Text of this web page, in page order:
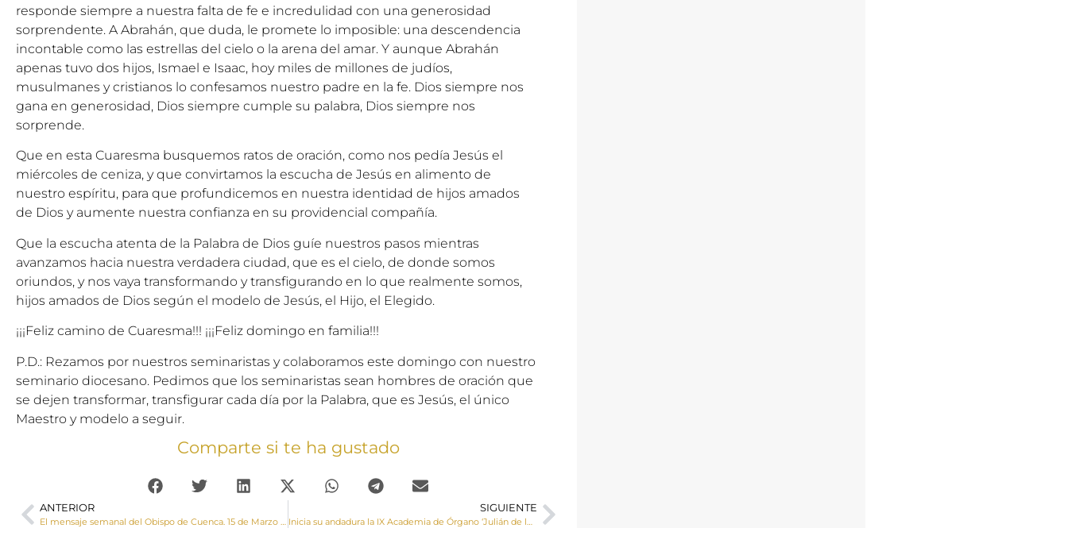
responde siempre a nuestra falta de fe e incredulidad con una generosidad
sorprendente. A Abrahán, que duda, le promete lo imposible: una descendencia
incontable como las estrellas del cielo o la arena del amar. Y aunque Abrahán
apenas tuvo dos hijos, Ismael e Isaac, hoy miles de millones de judíos,
musulmanes y cristianos lo confesamos nuestro padre en la fe. Dios siempre nos
gana en generosidad, Dios siempre cumple su palabra, Dios siempre nos
sorprende.
Que en esta Cuaresma busquemos ratos de oración, como nos pedía Jesús el
miércoles de ceniza, y que convirtamos la escucha de Jesús en alimento de
nuestro espíritu, para que profundicemos en nuestra identidad de hijos amados
de Dios y aumente nuestra confianza en su providencial compañía.
Que la escucha atenta de la Palabra de Dios guíe nuestros pasos mientras
avanzamos hacia nuestra verdadera ciudad, que es el cielo, de donde somos
oriundos, y nos vaya transformando y transfigurando en lo que realmente somos,
hijos amados de Dios según el modelo de Jesús, el Hijo, el Elegido.
¡¡¡Feliz camino de Cuaresma!!! ¡¡¡Feliz domingo en familia!!!
P.D.: Rezamos por nuestros seminaristas y colaboramos este domingo con nuestro
seminario diocesano. Pedimos que los seminaristas sean hombres de oración que
se dejen transformar, transfigurar cada día por la Palabra, que es Jesús, el único
Maestro y modelo a seguir.
Comparte si te ha gustado
ANTERIOR
El mensaje semanal del Obispo de Cuenca. 15 de Marzo de 2019
SIGUIENTE
Inicia su andadura la IX Academia de Órgano ‘Julián de la Orden’